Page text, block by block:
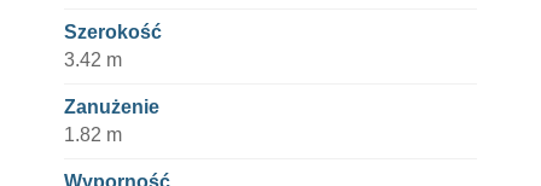
Szerokość
3.42 m
Zanużenie
1.82 m